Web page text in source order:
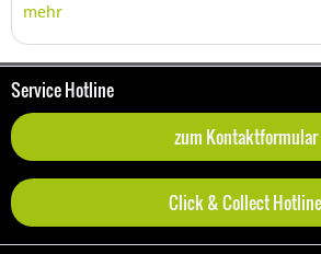
mehr
Service Hotline
zum Kontaktformular
Click & Collect Hotline